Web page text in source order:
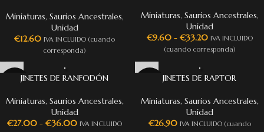
Miniaturas, Saurios Ancestrales,
Unidad
€12.60 IVA INCLUIDO (cuando
corresponda)
Miniaturas, Saurios Ancestrales,
Unidad
€9.60 - €33.20 IVA INCLUIDO
(cuando corresponda)
JINETES DE RANFODÓN
Miniaturas, Saurios Ancestrales,
Unidad
€27.00 - €36.00 IVA INCLUIDO
JINETES DE RAPTOR
Miniaturas, Saurios Ancestrales,
Unidad
€26.90 IVA INCLUIDO (cuando